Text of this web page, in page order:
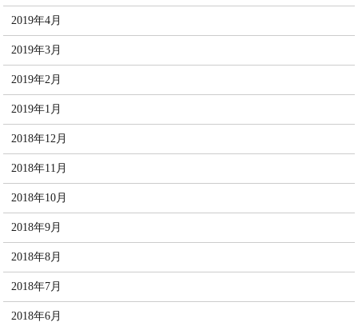
2019年4月
2019年3月
2019年2月
2019年1月
2018年12月
2018年11月
2018年10月
2018年9月
2018年8月
2018年7月
2018年6月